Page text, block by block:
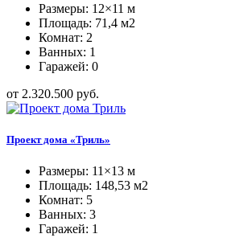
Размеры: 12×11 м
Площадь: 71,4 м2
Комнат: 2
Ванных: 1
Гаражей: 0
от 2.320.500 руб.
Проект дома «Триль»
Размеры: 11×13 м
Площадь: 148,53 м2
Комнат: 5
Ванных: 3
Гаражей: 1